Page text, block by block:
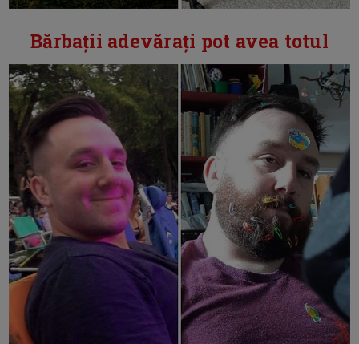
Bărbații adevărați pot avea totul